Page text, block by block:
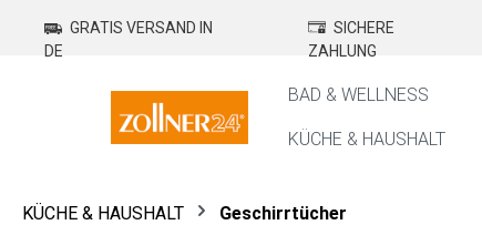
Zur Hauptnavigation springen
GRATIS VERSAND IN
DE
SICHERE
ZAHLUNG
BAD & WELLNESS
KÜCHE & HAUSHALT
KÜCHE & HAUSHALT Geschirrtücher